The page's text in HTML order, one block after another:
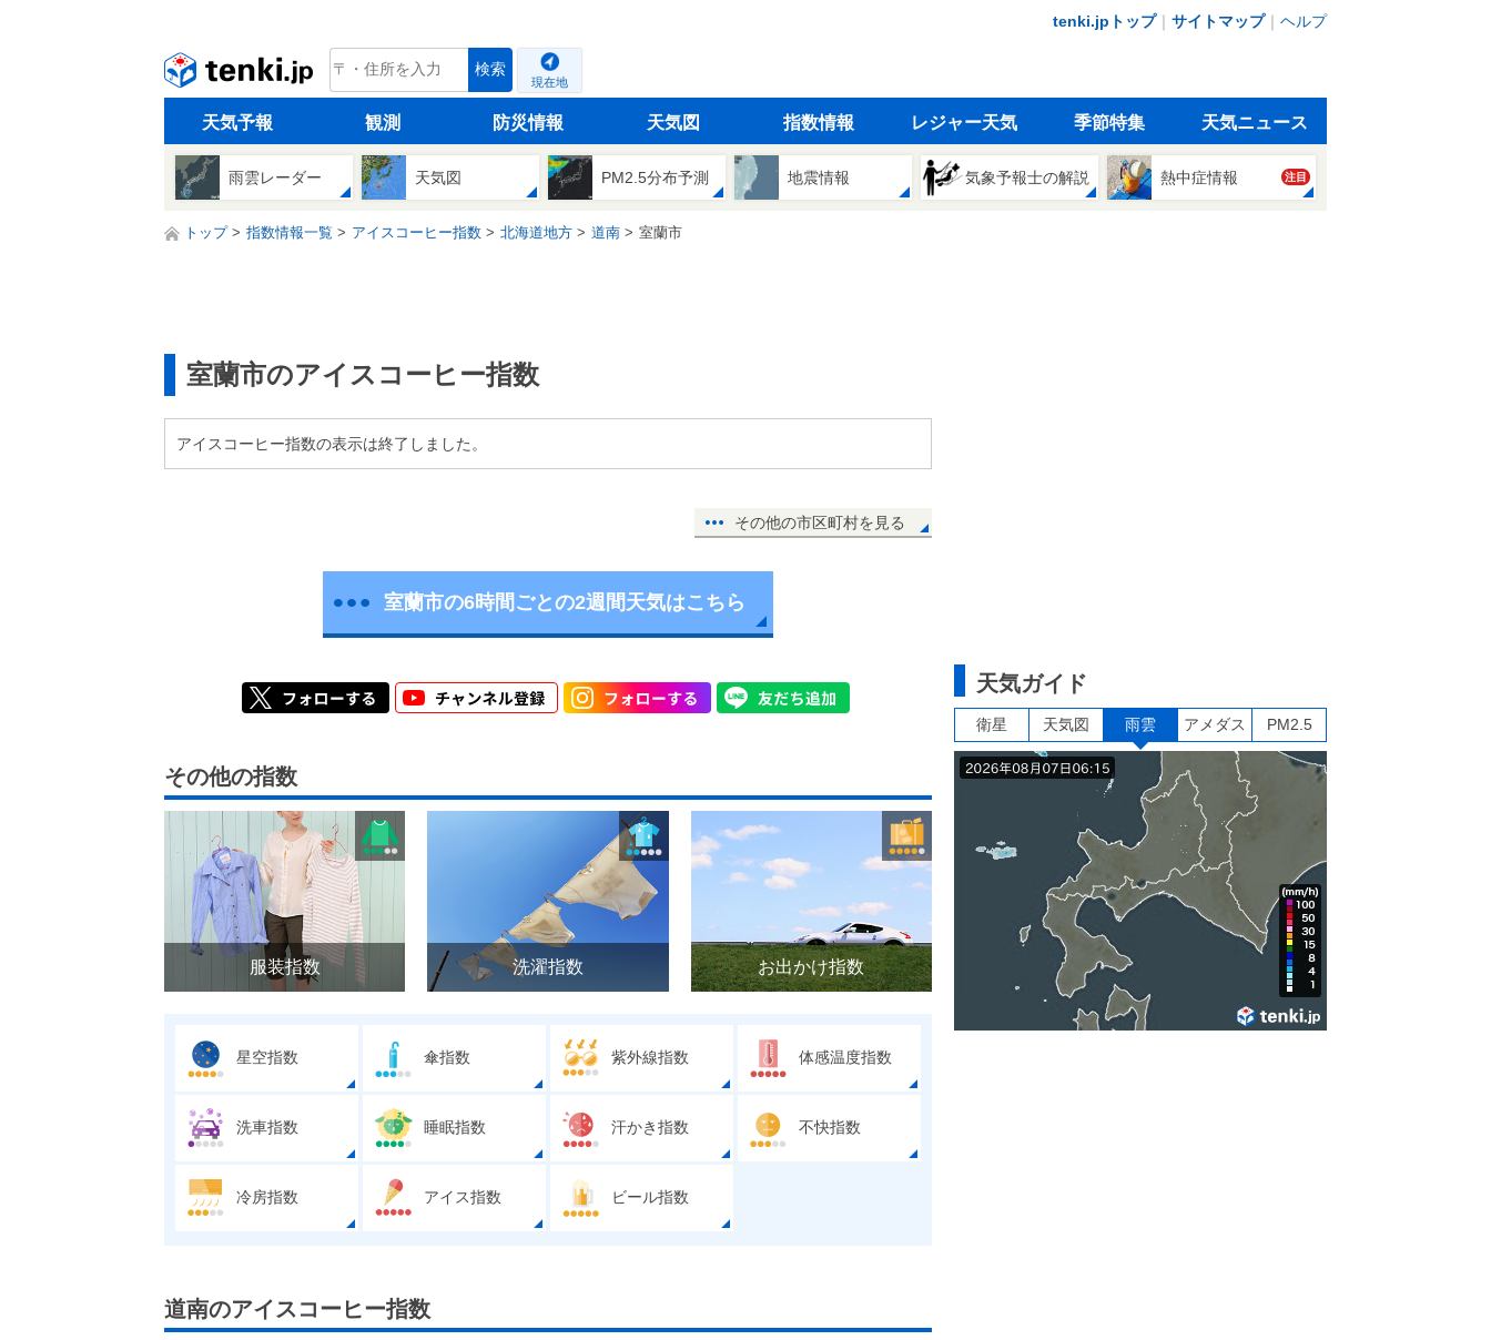
tenki.jpトップ｜ サイトマップ｜ ヘルプ
tenki.jp 検索
現在地
天気予報 観測 防災情報 天気図 指数情報 レジャー天気 季節特集 天気ニュース
雨雲レーダー 天気図 PM2.5分布予測 地震情報 気象予報士の解説 熱中症情報 注目
トップ 指数情報一覧 アイスコーヒー指数 北海道地方 道南 室蘭市
室蘭市のアイスコーヒー指数
アイスコーヒー指数の表示は終了しました。
その他の市区町村を見る
室蘭市の6時間ごとの2週間天気はこちら
その他の指数
服装指数 洗濯指数 お出かけ指数
星空指数 傘指数 紫外線指数 体感温度指数
洗車指数 睡眠指数 汗かき指数 不快指数
冷房指数 アイス指数 ビール指数
道南のアイスコーヒー指数
天気ガイド
衛星 天気図 雨雲 アメダス PM2.5